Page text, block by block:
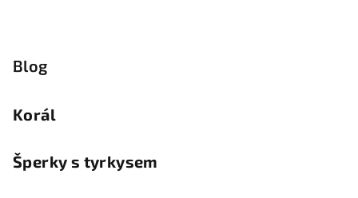
Blog
Korál
Šperky s tyrkysem